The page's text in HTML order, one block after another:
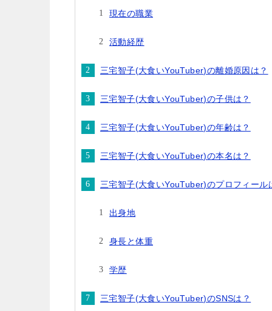
現在の職業
活動経歴
三宅智子(大食いYouTuber)の離婚原因は？
三宅智子(大食いYouTuber)の子供は？
三宅智子(大食いYouTuber)の年齢は？
三宅智子(大食いYouTuber)の本名は？
三宅智子(大食いYouTuber)のプロフィール
出身地
身長と体重
学歴
三宅智子(大食いYouTuber)のSNSは？